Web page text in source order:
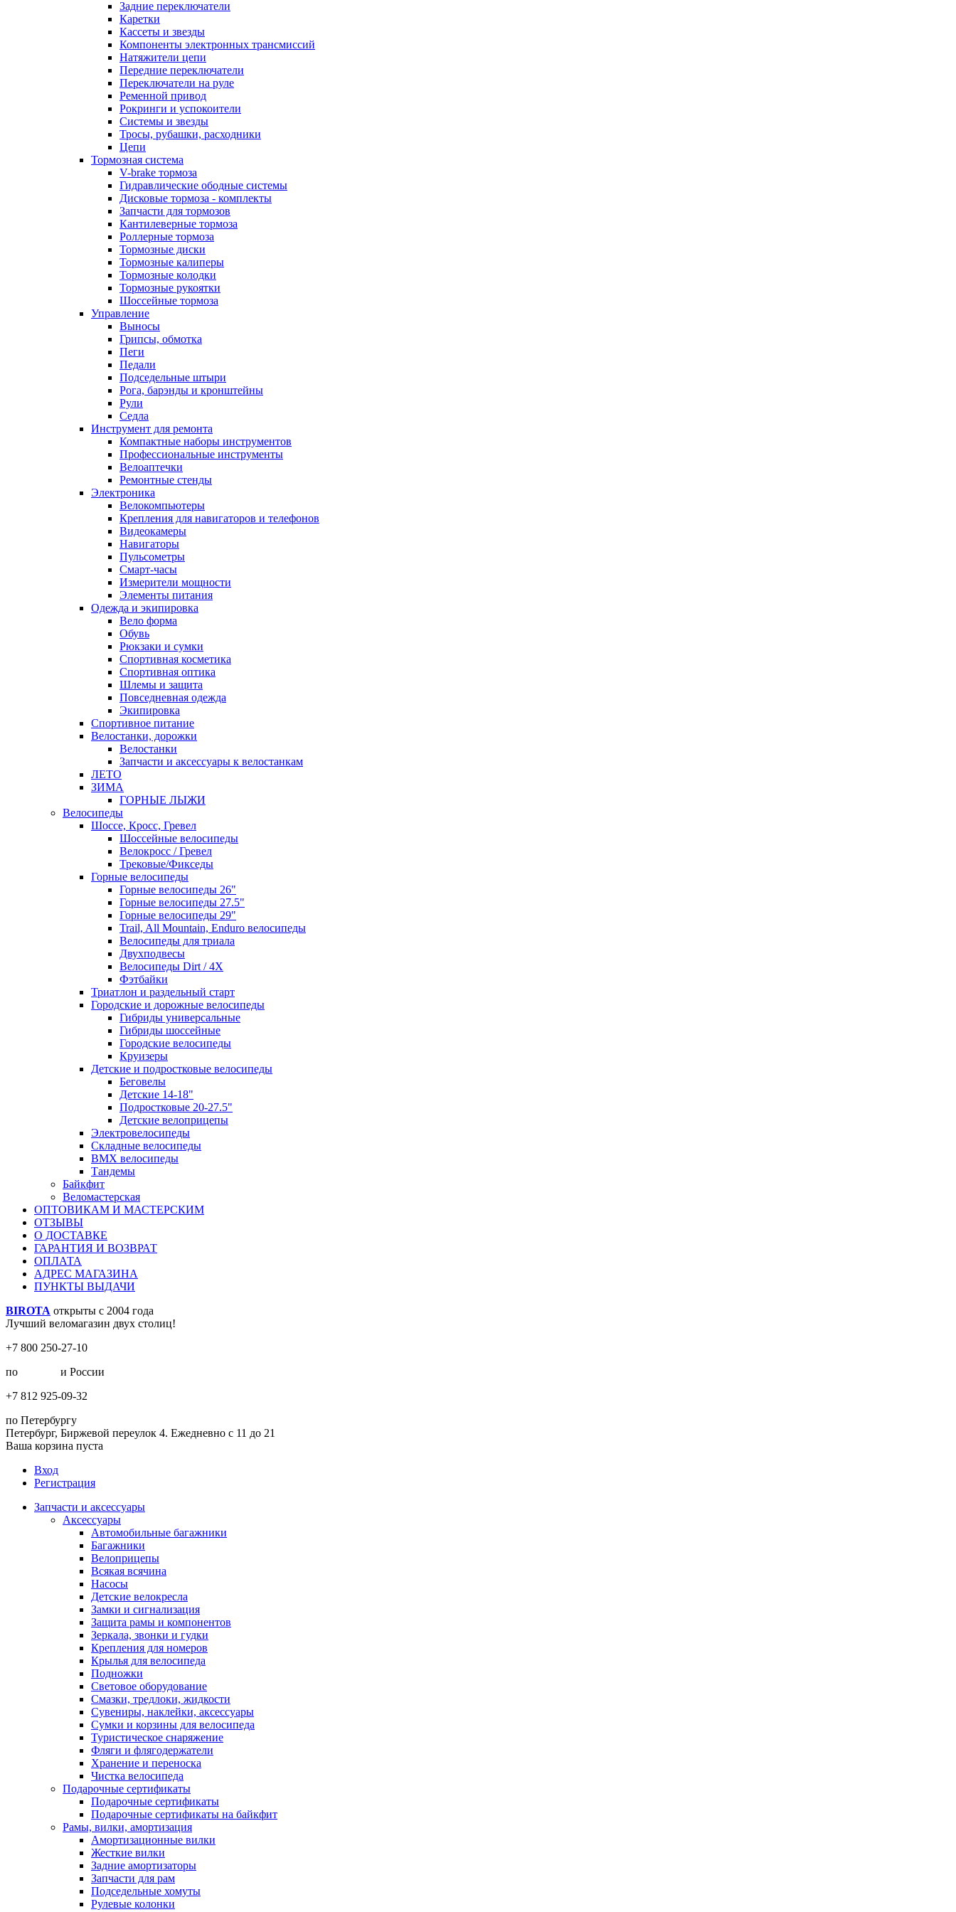
Задние переключатели
Каретки
Кассеты и звезды
Компоненты электронных трансмиссий
Натяжители цепи
Передние переключатели
Переключатели на руле
Ременной привод
Рокринги и успокоители
Системы и звезды
Тросы, рубашки, расходники
Цепи
Тормозная система
V-brake тормоза
Гидравлические ободные системы
Дисковые тормоза - комплекты
Запчасти для тормозов
Кантилеверные тормоза
Роллерные тормоза
Тормозные диски
Тормозные калиперы
Тормозные колодки
Тормозные рукоятки
Шоссейные тормоза
Управление
Выносы
Грипсы, обмотка
Пеги
Педали
Подседельные штыри
Рога, барэнды и кронштейны
Рули
Седла
Инструмент для ремонта
Компактные наборы инструментов
Профессиональные инструменты
Велоаптечки
Ремонтные стенды
Электроника
Велокомпьютеры
Крепления для навигаторов и телефонов
Видеокамеры
Навигаторы
Пульсометры
Смарт-часы
Измерители мощности
Элементы питания
Одежда и экипировка
Вело форма
Обувь
Рюкзаки и сумки
Спортивная косметика
Спортивная оптика
Шлемы и защита
Повседневная одежда
Экипировка
Спортивное питание
Велостанки, дорожки
Велостанки
Запчасти и аксессуары к велостанкам
ЛЕТО
ЗИМА
ГОРНЫЕ ЛЫЖИ
Велосипеды
Шоссе, Кросс, Гревел
Шоссейные велосипеды
Велокросс / Гревел
Трековые/Фикседы
Горные велосипеды
Горные велосипеды 26"
Горные велосипеды 27.5"
Горные велосипеды 29"
Trail, All Mountain, Enduro велосипеды
Велосипеды для триала
Двухподвесы
Велосипеды Dirt / 4X
Фэтбайки
Триатлон и раздельный старт
Городские и дорожные велосипеды
Гибриды универсальные
Гибриды шоссейные
Городские велосипеды
Круизеры
Детские и подростковые велосипеды
Беговелы
Детские 14-18"
Подростковые 20-27.5"
Детские велоприцепы
Электровелосипеды
Складные велосипеды
BMX велосипеды
Тандемы
Байкфит
Веломастерская
ОПТОВИКАМ И МАСТЕРСКИМ
ОТЗЫВЫ
О ДОСТАВКЕ
ГАРАНТИЯ И ВОЗВРАТ
ОПЛАТА
АДРЕС МАГАЗИНА
ПУНКТЫ ВЫДАЧИ
BIROTA открыты с 2004 года
Лучший веломагазин двух столиц!
+7 800 250-27-10
по
и России
+7 812 925-09-32
по Петербургу
Петербург, Биржевой переулок 4. Ежедневно с 11 до 21
Ваша корзина пуста
Вход
Регистрация
Запчасти и аксессуары
Аксессуары
Автомобильные багажники
Багажники
Велоприцепы
Всякая всячина
Насосы
Детские велокресла
Замки и сигнализация
Защита рамы и компонентов
Зеркала, звонки и гудки
Крепления для номеров
Крылья для велосипеда
Подножки
Световое оборудование
Смазки, тредлоки, жидкости
Сувениры, наклейки, аксессуары
Сумки и корзины для велосипеда
Туристическое снаряжение
Фляги и флягодержатели
Хранение и переноска
Чистка велосипеда
Подарочные сертификаты
Подарочные сертификаты
Подарочные сертификаты на байкфит
Рамы, вилки, амортизация
Амортизационные вилки
Жесткие вилки
Задние амортизаторы
Запчасти для рам
Подседельные хомуты
Рулевые колонки